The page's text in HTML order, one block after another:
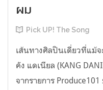
ผม
Pick UP! The Song
เส้นทางศิลปินเดี่ยวที่แม้
คัง แดเนียล (KANG
จากรายการ